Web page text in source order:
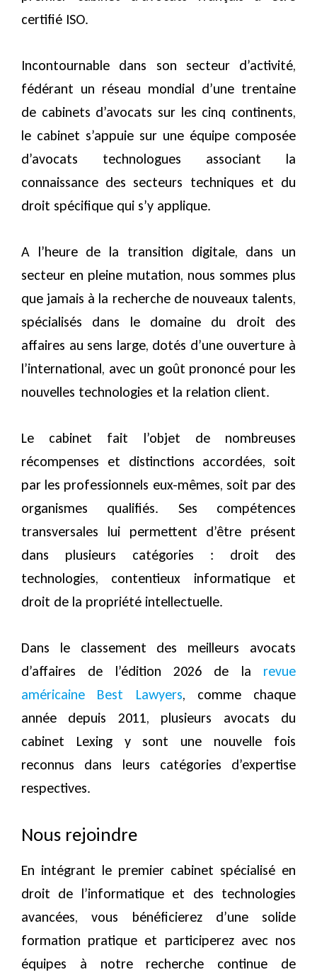
certifié ISO.
Incontournable dans son secteur d’activité,
fédérant un réseau mondial d’une trentaine
de cabinets d’avocats sur les cinq continents,
le cabinet s’appuie sur une équipe composée
d’avocats technologues associant la
connaissance des secteurs techniques et du
droit spécifique qui s’y applique.
A l’heure de la transition digitale, dans un
secteur en pleine mutation, nous sommes plus
que jamais à la recherche de nouveaux talents,
spécialisés dans le domaine du droit des
affaires au sens large, dotés d’une ouverture à
l’international, avec un goût prononcé pour les
nouvelles technologies et la relation client.
Le cabinet fait l’objet de nombreuses
récompenses et distinctions accordées, soit
par les professionnels eux-mêmes, soit par des
organismes qualifiés. Ses compétences
transversales lui permettent d’être présent
dans plusieurs catégories : droit des
technologies, contentieux informatique et
droit de la propriété intellectuelle.
Dans le classement des meilleurs avocats
d’affaires de l’édition 2026 de la revue
américaine Best Lawyers, comme chaque
année depuis 2011, plusieurs avocats du
cabinet Lexing y sont une nouvelle fois
reconnus dans leurs catégories d’expertise
respectives.
Nous rejoindre
En intégrant le premier cabinet spécialisé en
droit de l’informatique et des technologies
avancées, vous bénéficierez d’une solide
formation pratique et participerez avec nos
équipes à notre recherche continue de